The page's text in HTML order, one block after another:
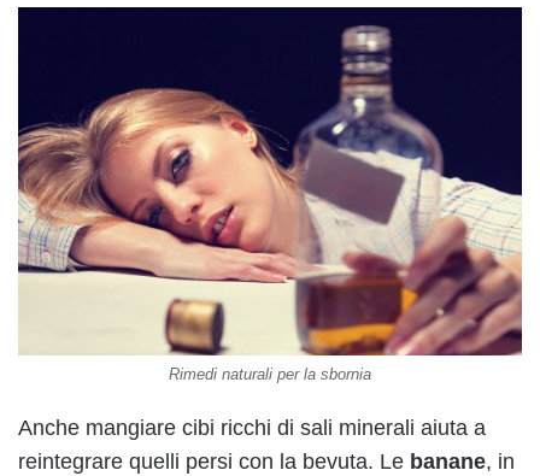
Rimedi naturali per la sbornia
Anche mangiare cibi ricchi di sali minerali aiuta a
reintegrare quelli persi con la bevuta. Le banane, in